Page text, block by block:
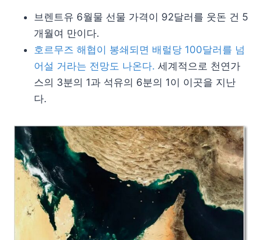
브렌트유 6월물 선물 가격이 92달러를 웃돈 건 5
개월여 만이다.
호르무즈 해협이 봉쇄되면 배럴당 100달러를 넘
어설 거라는 전망도 나온다. 세계적으로 천연가
스의 3분의 1과 석유의 6분의 1이 이곳을 지난
다.